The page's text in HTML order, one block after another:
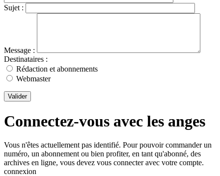
Sujet :
Message :
Destinataires :
Rédaction et abonnements
Webmaster
Valider
Connectez-vous avec les anges
Vous n'êtes actuellement pas identifié. Pour pouvoir commander un
numéro, un abonnement ou bien profiter, en tant qu'abonné, des
archives en ligne, vous devez vous connecter avec votre compte.
connexion